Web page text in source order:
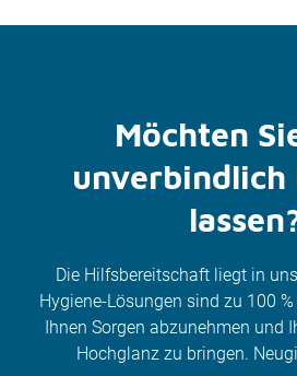
Möchten
unverbindlich
Die Hilfsbereitschaft liegt in
Hygiene-Lösungen sind zu 100
Ihnen Sorgen abzunehmen und
Hochglanz zu bringen.